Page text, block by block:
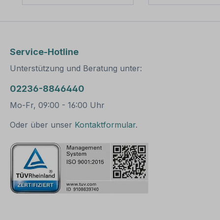
erhältlich,
und somit für dauerhafte
bestens geeignet. Für
von Schildern mit einer
mm werden zwei
Rohrschellen benötigt.
Merkmale dieser
Rohrschelle zur
Norm: nach IVZ
Material: Stahl,
feuerverzinkt
Ausführung: zweiteilig
zum Verschrauben
Schellenlänge: ca. 120
erhältlich,
und somit für
bestens
von Schildern
Rohrschellen
Service-Hotline
Unterstützung und Beratung unter:
02236-8846440
Mo-Fr, 09:00 - 16:00 Uhr
Oder über unser Kontaktformular.